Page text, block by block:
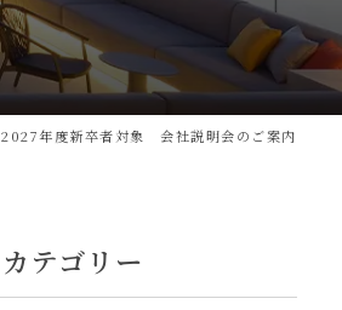
2027年度新卒者対象 会社説明会のご案内
カテゴリー